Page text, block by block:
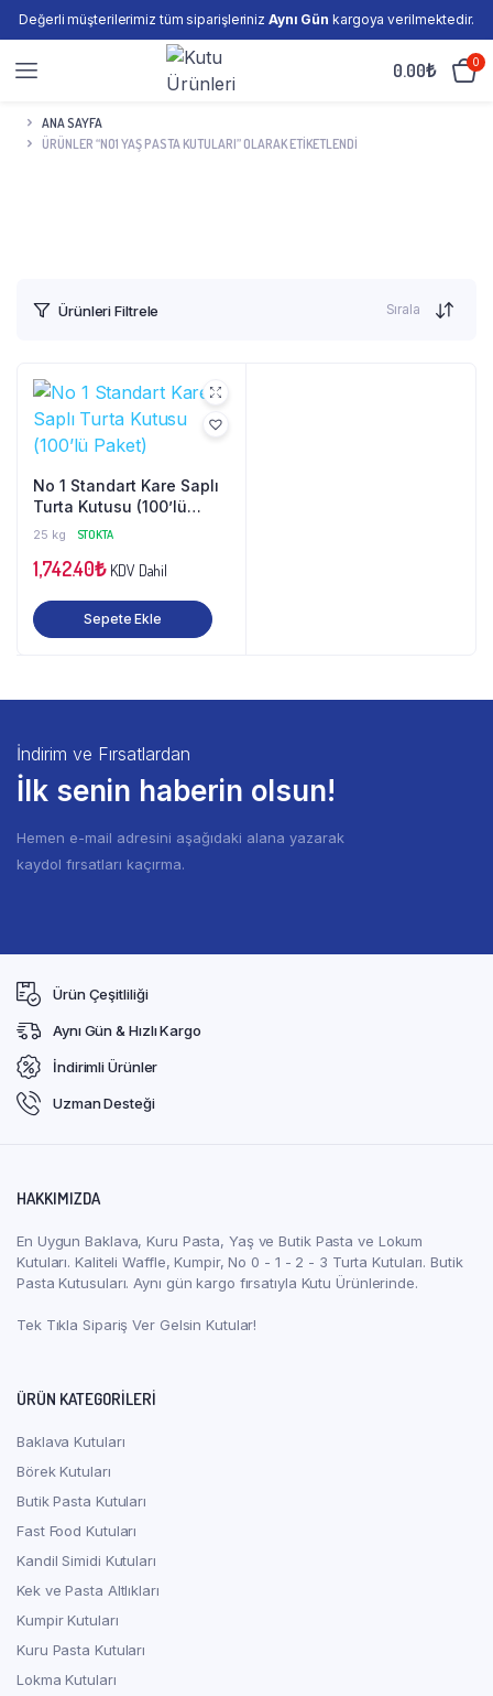
Değerli müşterilerimiz tüm siparişleriniz Aynı Gün kargoya verilmektedir.
0.00₺ 0
ANA SAYFA
ÜRÜNLER “NO1 YAŞ PASTA KUTULARI” OLARAK ETIKETLENDI
Ürünleri Filtrele Sırala
No 1 Standart Kare Saplı
Turta Kutusu (100’lü
Paket)
25 kg STOKTA
1,742.40₺ KDV Dahil
Sepete Ekle
İndirim ve Fırsatlardan
İlk senin haberin olsun!
Hemen e-mail adresini aşağıdaki alana yazarak
kaydol fırsatları kaçırma.
Ürün Çeşitliliği
Aynı Gün & Hızlı Kargo
İndirimli Ürünler
Uzman Desteği
HAKKIMIZDA
En Uygun Baklava, Kuru Pasta, Yaş ve Butik Pasta ve Lokum
Kutuları. Kaliteli Waffle, Kumpir, No 0 - 1 - 2 - 3 Turta Kutuları. Butik
Pasta Kutusuları. Aynı gün kargo fırsatıyla Kutu Ürünlerinde.
Tek Tıkla Sipariş Ver Gelsin Kutular!
ÜRÜN KATEGORILERI
Baklava Kutuları
Börek Kutuları
Butik Pasta Kutuları
Fast Food Kutuları
Kandil Simidi Kutuları
Kek ve Pasta Altlıkları
Kumpir Kutuları
Kuru Pasta Kutuları
Lokma Kutuları